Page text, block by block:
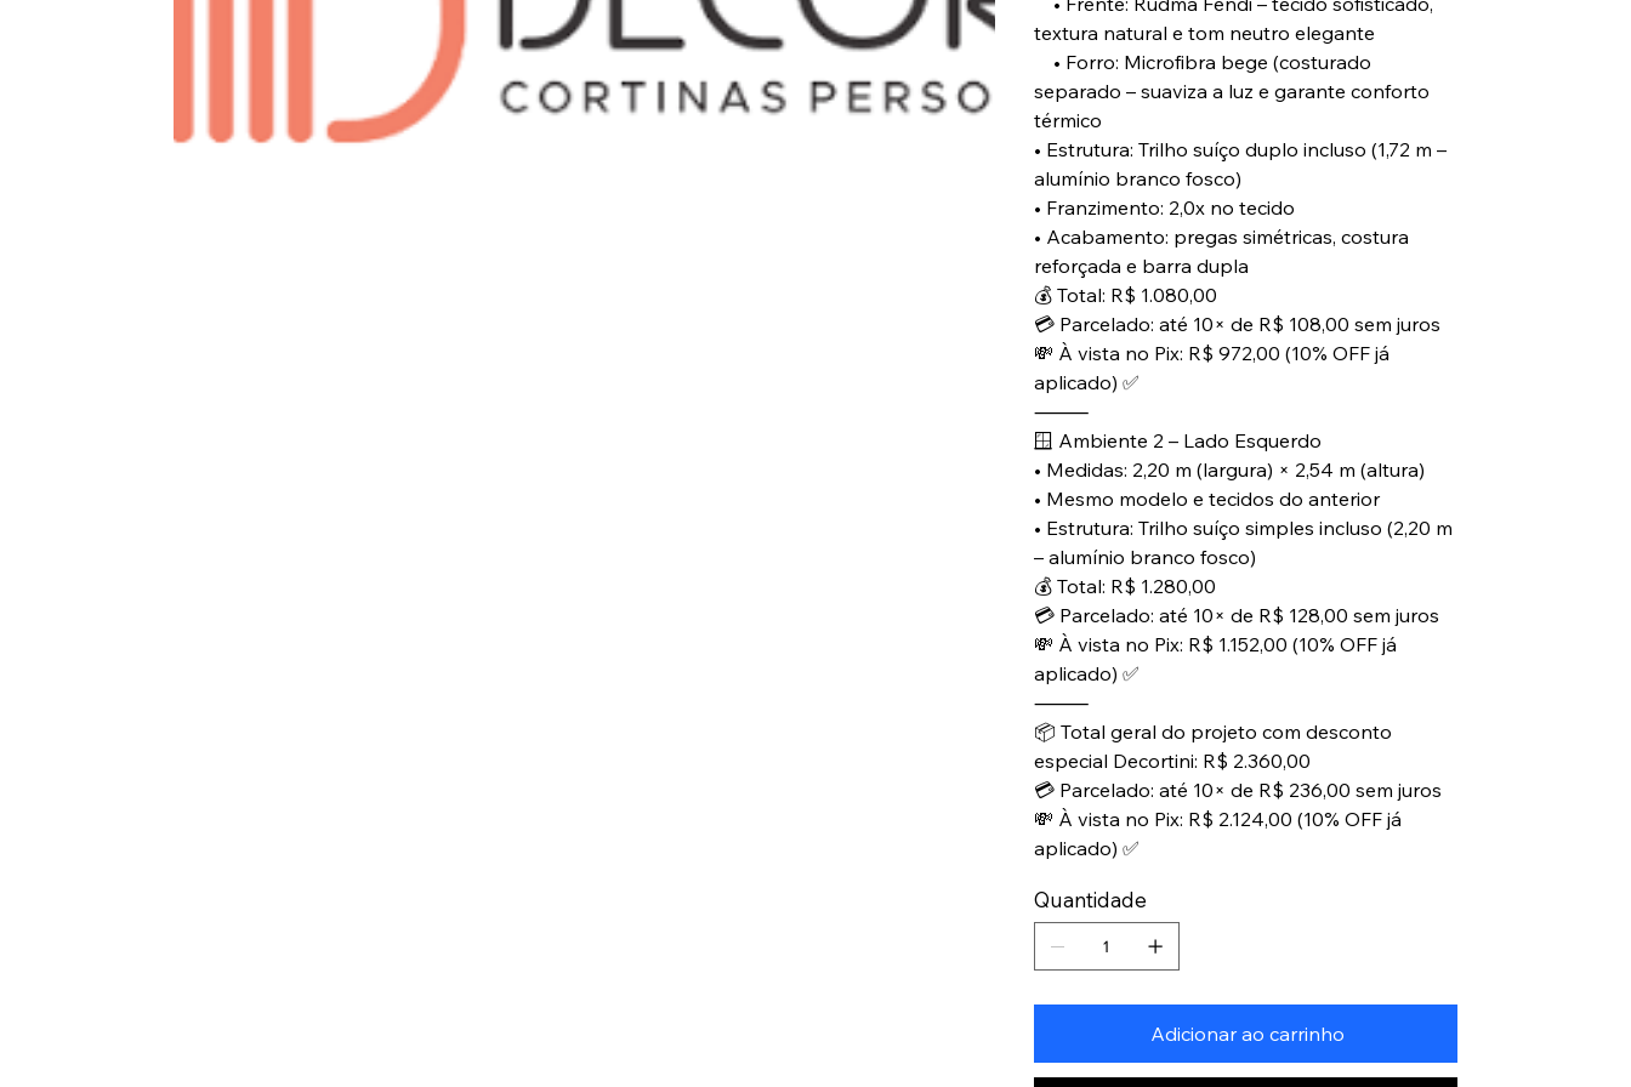
textura natural e tom neutro elegante
• Forro: Microfibra bege (costurado
separado – suaviza a luz e garante conforto
térmico
• Estrutura: Trilho suíço duplo incluso (1,72 m –
alumínio branco fosco)
• Franzimento: 2,0x no tecido
• Acabamento: pregas simétricas, costura
reforçada e barra dupla
💰 Total: R$ 1.080,00
💳 Parcelado: até 10× de R$ 108,00 sem juros
💸 À vista no Pix: R$ 972,00 (10% OFF já
aplicado) ✅
⸻
🪟 Ambiente 2 – Lado Esquerdo
• Medidas: 2,20 m (largura) × 2,54 m (altura)
• Mesmo modelo e tecidos do anterior
• Estrutura: Trilho suíço simples incluso (2,20 m
– alumínio branco fosco)
💰 Total: R$ 1.280,00
💳 Parcelado: até 10× de R$ 128,00 sem juros
💸 À vista no Pix: R$ 1.152,00 (10% OFF já
aplicado) ✅
⸻
📦 Total geral do projeto com desconto
especial Decortini: R$ 2.360,00
💳 Parcelado: até 10× de R$ 236,00 sem juros
💸 À vista no Pix: R$ 2.124,00 (10% OFF já
aplicado) ✅
Quantidade
Adicionar ao carrinho